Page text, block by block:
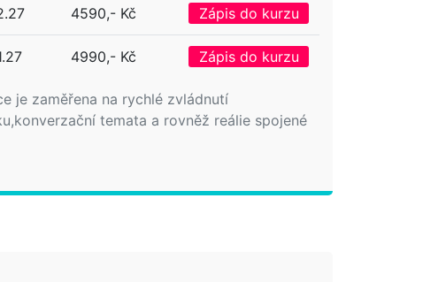
je zaměřena na rychlé zvládnutí
temata a rovněž reálie spojené
4590,- Kč Zápis do kurzu
4990,- Kč Zápis do kurzu